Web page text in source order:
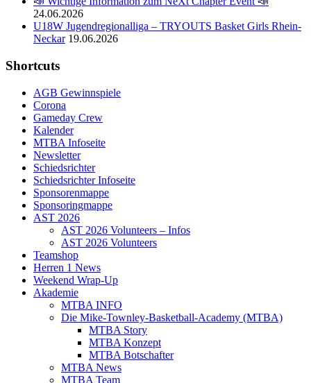
24.06.2026
U18W Jugendregionalliga – TRYOUTS Basket Girls Rhein-
Neckar 19.06.2026
Shortcuts
AGB Gewinnspiele
Corona
Gameday Crew
Kalender
MTBA Infoseite
Newsletter
Schiedsrichter
Schiedsrichter Infoseite
Sponsorenmappe
Sponsoringmappe
AST 2026
AST 2026 Volunteers – Infos
AST 2026 Volunteers
Teamshop
Herren 1 News
Weekend Wrap-Up
Akademie
MTBA INFO
Die Mike-Townley-Basketball-Academy (MTBA)
MTBA Story
MTBA Konzept
MTBA Botschafter
MTBA News
MTBA Team